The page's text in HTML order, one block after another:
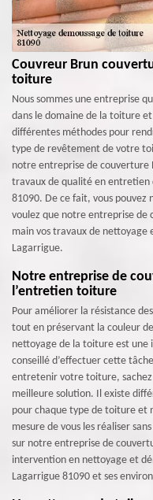
Couvreur Brun
toiture
Nous sommes une entreprise
dans le domaine de la toiture
différentes méthodes pour
type de revêtement de votre
notre entreprise de couverture
travaux de qualité en
81090. De ce fait, vous pouvez
voulez que notre entreprise de
main vos travaux de nettoyage
Lagarrigue.
Notre entreprise de
l’entretien toiture
Pour améliorer la résistance
tout en préservant la couleur
nettoyage de la toiture est une
conseillé d’effectuer cette
entretenir votre toiture,
meilleure solution. Il existe
pour chaque type de toiture et
mesure de vous les réaliser
sur notre entreprise de
intervention en nettoyage et
Lagarrigue 81090 et ses